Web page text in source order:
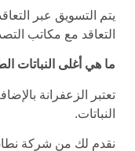
يتم التسويق عبر
التعاقد مع مكاتب
ما هي أغلى النباتات
تعتبر الزعفرانة
النباتات.
نقدم لك من شركة